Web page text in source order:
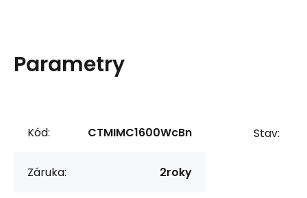
Parametry
Kód: CTMIMC1600WcBn
Záruka: 2roky
Stav: